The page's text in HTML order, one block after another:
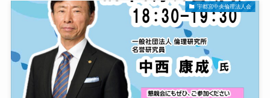
宇都宮中央倫理法人会